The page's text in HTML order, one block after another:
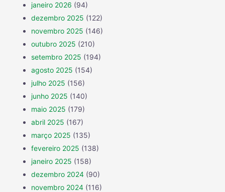
janeiro 2026 (94)
dezembro 2025 (122)
novembro 2025 (146)
outubro 2025 (210)
setembro 2025 (194)
agosto 2025 (154)
julho 2025 (156)
junho 2025 (140)
maio 2025 (179)
abril 2025 (167)
março 2025 (135)
fevereiro 2025 (138)
janeiro 2025 (158)
dezembro 2024 (90)
novembro 2024 (116)